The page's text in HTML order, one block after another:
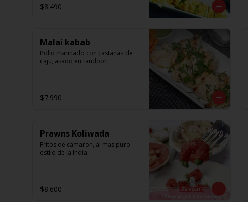
$8.490
Malai kabab
Pollo marinado con castanas de
caju, asado en tandoor
$7.990
Prawns Koliwada
Fritos de camaron, al mas puro
estilo de la India
$8.600